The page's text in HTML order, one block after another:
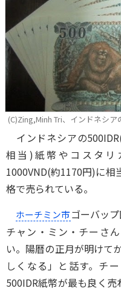
(C)Zing,Minh Tri、インドネシア
インドネシアの
相当)紙幣やコスタリ
1000VND(約1170円)に相
格で売られている。
ホーチミン市ゴーバッ
チャン・ミン・チーさ
い。陽暦の正月が明けて
しくなる」と話す。チ
500IDR紙幣が最も良く